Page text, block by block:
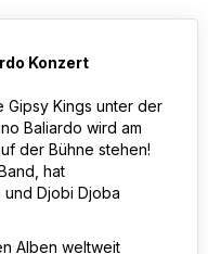
Konzert
Gipsy Kings unter der
Baliardo wird am
der Bühne stehen!
hat
Djobi Djoba
Alben weltweit